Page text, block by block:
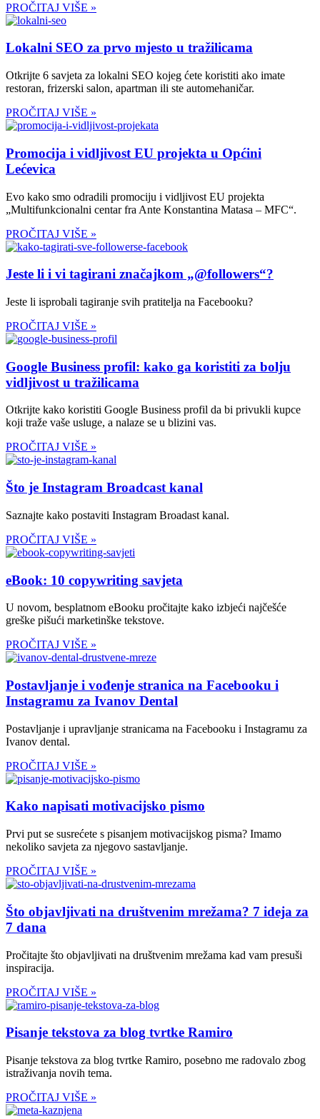
PROČITAJ VIŠE »
Lokalni SEO za prvo mjesto u tražilicama
Otkrijte 6 savjeta za lokalni SEO kojeg ćete koristiti ako imate
restoran, frizerski salon, apartman ili ste automehaničar.
PROČITAJ VIŠE »
Promocija i vidljivost EU projekta u Općini
Lećevica
Evo kako smo odradili promociju i vidljivost EU projekta
„Multifunkcionalni centar fra Ante Konstantina Matasa – MFC“.
PROČITAJ VIŠE »
Jeste li i vi tagirani značajkom „@followers“?
Jeste li isprobali tagiranje svih pratitelja na Facebooku?
PROČITAJ VIŠE »
Google Business profil: kako ga koristiti za bolju
vidljivost u tražilicama
Otkrijte kako koristiti Google Business profil da bi privukli kupce
koji traže vaše usluge, a nalaze se u blizini vas.
PROČITAJ VIŠE »
Što je Instagram Broadcast kanal
Saznajte kako postaviti Instagram Broadast kanal.
PROČITAJ VIŠE »
eBook: 10 copywriting savjeta
U novom, besplatnom eBooku pročitajte kako izbjeći najčešće
greške pišući marketinške tekstove.
PROČITAJ VIŠE »
Postavljanje i vođenje stranica na Facebooku i
Instagramu za Ivanov Dental
Postavljanje i upravljanje stranicama na Facebooku i Instagramu za
Ivanov dental.
PROČITAJ VIŠE »
Kako napisati motivacijsko pismo
Prvi put se susrećete s pisanjem motivacijskog pisma? Imamo
nekoliko savjeta za njegovo sastavljanje.
PROČITAJ VIŠE »
Što objavljivati na društvenim mrežama? 7 ideja za
7 dana
Pročitajte što objavljivati na društvenim mrežama kad vam presuši
inspiracija.
PROČITAJ VIŠE »
Pisanje tekstova za blog tvrtke Ramiro
Pisanje tekstova za blog tvrtke Ramiro, posebno me radovalo zbog
istraživanja novih tema.
PROČITAJ VIŠE »